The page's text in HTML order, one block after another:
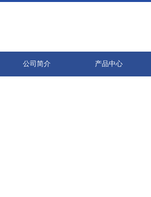
公司简介 产品中心